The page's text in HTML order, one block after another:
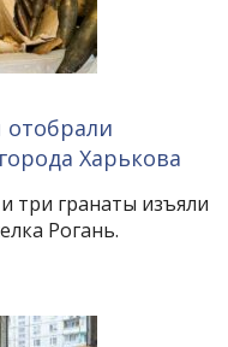
Харькова
три гранаты изъяли
Рогань.